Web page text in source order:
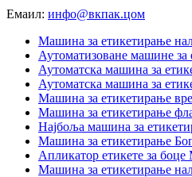
Емаил: инфо@вкпак.цом
Машина за етикетирање
Аутоматизоване машине за
Аутоматска машина за
Аутоматска машина за
Машина за етикетирање
Машина за етикетирање
Најбоља машина за
Машина за етикетирање
Апликатор етикете за
Машина за етикетирање